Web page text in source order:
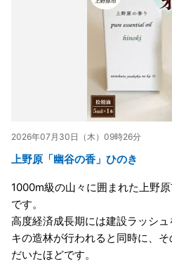
2026年07月30日（木）09時26分
上野原「幽谷の香」ひのき
1000m級の山々に囲まれた上野
です。
高度経済成長期には建設ラッシ
キの造林が行われると同時に、
だいたほどです。